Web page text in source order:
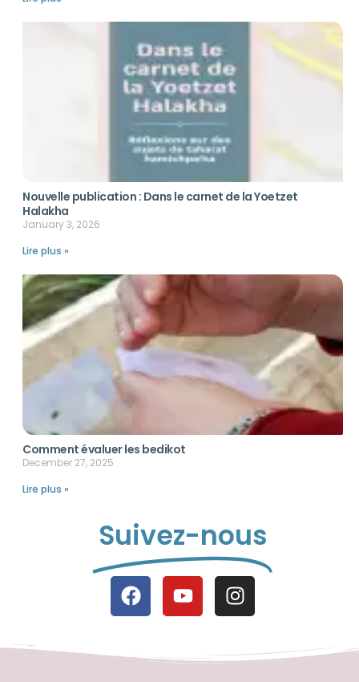
Nouvelle publication : Dans le carnet de la Yoetzet
Halakha
January 3, 2026
Lire plus »
Comment évaluer les bedikot
December 27, 2025
Lire plus »
Suivez-nous